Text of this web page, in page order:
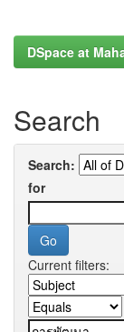
DSpace at
Search
Search:
for
Current filters: